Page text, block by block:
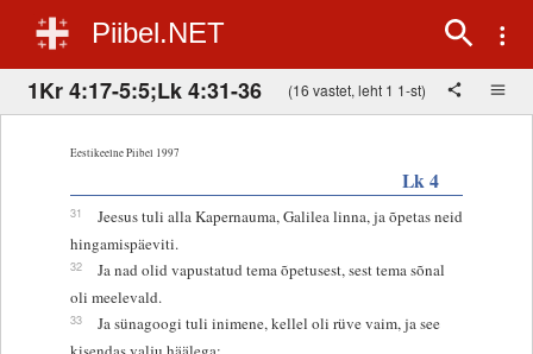
Piibel.NET
1Kr 4:17-5:5;Lk 4:31-36 (16 vastet, leht 1 1-st)
Eestikeelne Piibel 1997
Lk 4
31
Jeesus tuli alla Kapernauma, Galilea linna, ja õpetas neid
hingamispäeviti.
32
Ja nad olid vapustatud tema õpetusest, sest tema sõnal
oli meelevald.
33
Ja sünagoogi tuli inimene, kellel oli rüve vaim, ja see